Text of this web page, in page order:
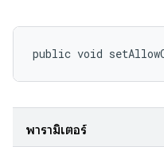
public void
พารามิเตอร์